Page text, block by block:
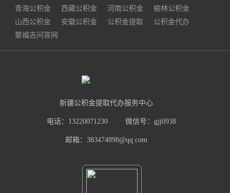
青海公积金
西藏公积金 河南公积金
榆林公积金
山西公积金
安徽公积金 公积金提取
公积金代办
聚福吉问答网
新疆公积金提取代办服务中心
电话：13220071230 微信号：gjj0938
邮箱：383474898@qq.com